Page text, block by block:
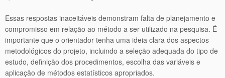
Essas respostas inaceitáveis demonstram falta de planejamento e
compromisso em relação ao método a ser utilizado na pesquisa. É
importante que o orientador tenha uma ideia clara dos aspectos
metodológicos do projeto, incluindo a seleção adequada do tipo de
estudo, definição dos procedimentos, escolha das variáveis e
aplicação de métodos estatísticos apropriados.